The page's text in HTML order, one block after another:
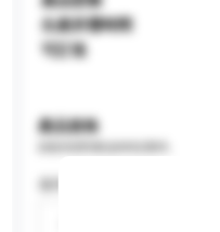
生產所需時間
可訂造
產品規格